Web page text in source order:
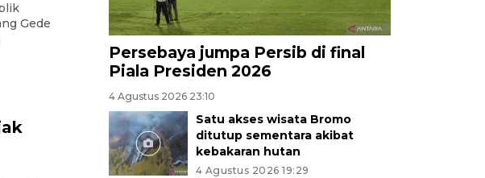
Gede
Persebaya jumpa Persib di final
Piala Presiden 2026
4 Agustus 2026 23:10
Satu akses wisata Bromo
ditutup sementara akibat
kebakaran hutan
4 Agustus 2026 19:29